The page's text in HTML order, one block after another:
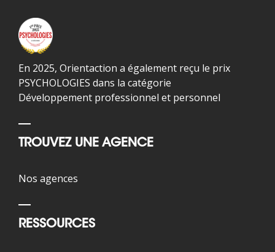
En 2025, Orientaction a également reçu le prix
PSYCHOLOGIES dans la catégorie
Développement professionnel et personnel
TROUVEZ UNE AGENCE
Nos agences
RESSOURCES